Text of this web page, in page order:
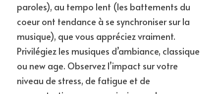
paroles), au tempo lent (les battements du
coeur ont tendance à se synchroniser sur la
musique), que vous appréciez vraiment.
Privilégiez les musiques d’ambiance, classique
ou new age. Observez l’impact sur votre
niveau de stress, de fatigue et de